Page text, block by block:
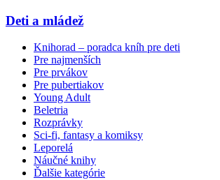
Deti a mládež
Knihorad – poradca kníh pre deti
Pre najmenších
Pre prvákov
Pre pubertiakov
Young Adult
Beletria
Rozprávky
Sci-fi, fantasy a komiksy
Leporelá
Náučné knihy
Ďalšie kategórie